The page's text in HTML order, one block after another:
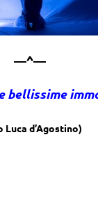
—^—
bellissime
Luca d’Agostino)